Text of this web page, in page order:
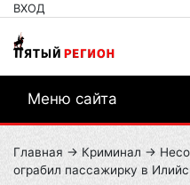
ВХОД
Меню сайта
Главная → Криминал →
ограбил пассажирку в